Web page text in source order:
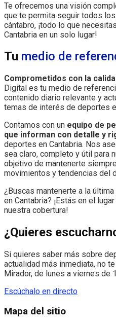
Te ofrecemos una visión
que te permita seguir todos
cántabro, ¡todo lo que
Cantabria en un solo lugar!
Tu medio de
Comprometidos con la
Digital es tu medio de
contenido diario relevante y
temas de interés de deportes
Contamos con un equipo de
que informan con detalle y
deportes en Cantabria. Nos
sea claro, completo y útil para
objetivo de mantenerte
movimientos y tendencias del
¿Buscas mantenerte a la
en Cantabria? ¡Estás en el
nuestra cobertura!
¿Quieres
Si quieres saber más sobre
actualidad más inmediata, no
Mirador, de lunes a viernes de
Escúchalo en directo
Mapa del sitio